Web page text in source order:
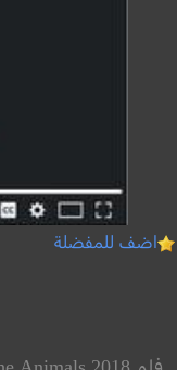
اضف للمفضلة